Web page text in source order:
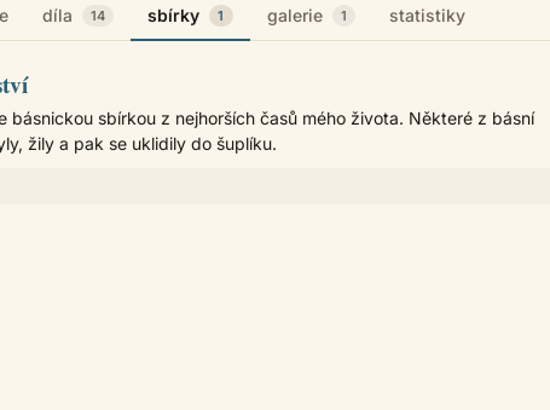
díla 14 sbírky 1 galerie 1 statistiky
básnickou sbírkou z nejhorších časů mého života. Některé z básní
žily a pak se uklidily do šuplíku.